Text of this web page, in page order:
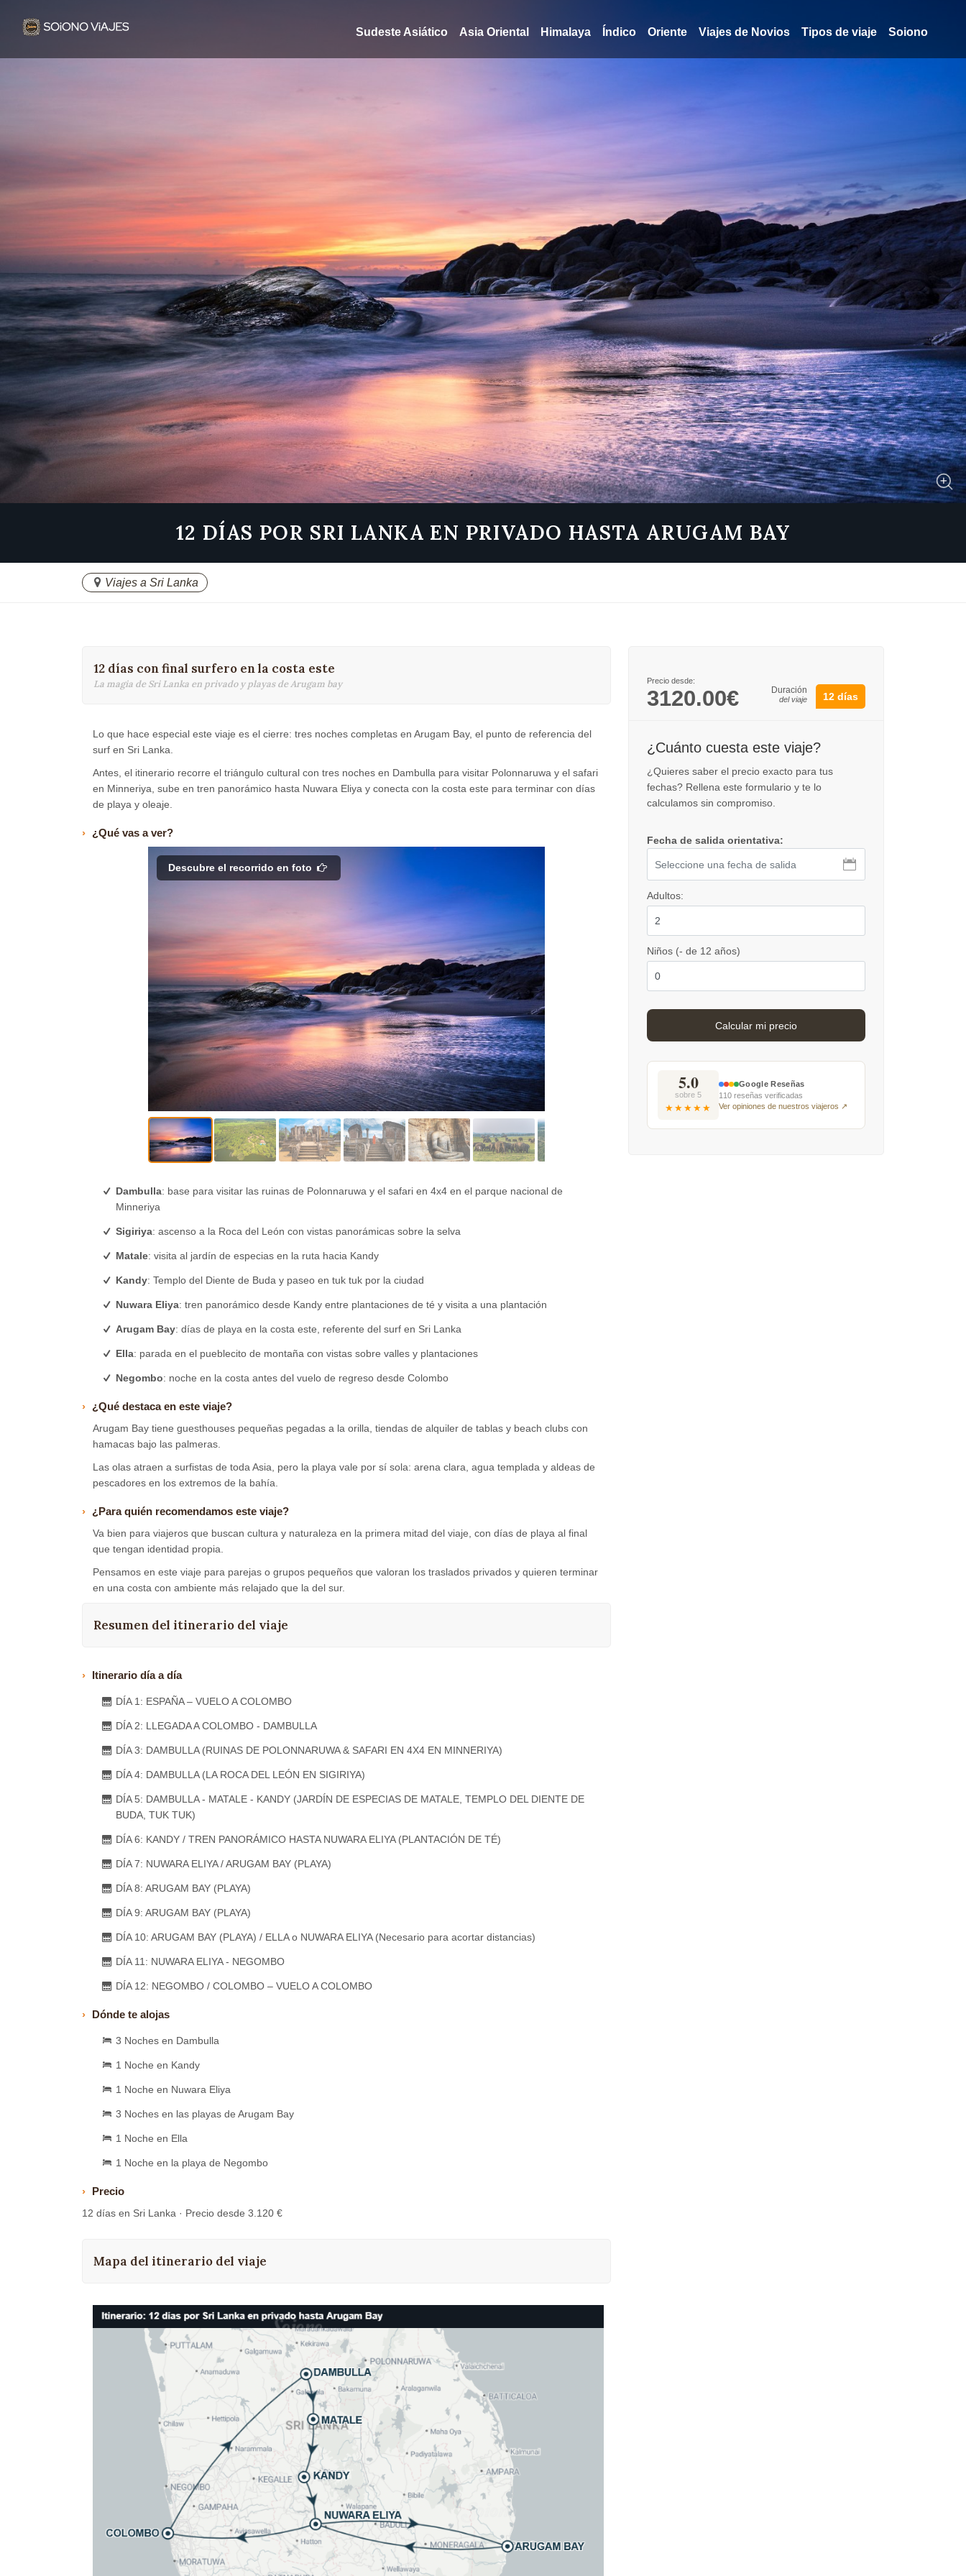
12 DÍAS POR SRI LANKA EN PRIVADO HASTA ARUGAM BAY
Viajes a Sri Lanka
12 días con final surfero en la costa este
La magia de Sri Lanka en privado y playas de Arugam bay
Lo que hace especial este viaje es el cierre: tres noches completas en Arugam Bay, el punto de referencia del
surf en Sri Lanka.
Antes, el itinerario recorre el triángulo cultural con tres noches en Dambulla para visitar Polonnaruwa y el safari
en Minneriya, sube en tren panorámico hasta Nuwara Eliya y conecta con la costa este para terminar con días
de playa y oleaje.
¿Qué vas a ver?
Descubre el recorrido en foto
Dambulla: base para visitar las ruinas de Polonnaruwa y el safari en 4x4 en el parque nacional de
Minneriya
Sigiriya: ascenso a la Roca del León con vistas panorámicas sobre la selva
Matale: visita al jardín de especias en la ruta hacia Kandy
Kandy: Templo del Diente de Buda y paseo en tuk tuk por la ciudad
Nuwara Eliya: tren panorámico desde Kandy entre plantaciones de té y visita a una plantación
Arugam Bay: días de playa en la costa este, referente del surf en Sri Lanka
Ella: parada en el pueblecito de montaña con vistas sobre valles y plantaciones
Negombo: noche en la costa antes del vuelo de regreso desde Colombo
¿Qué destaca en este viaje?
Arugam Bay tiene guesthouses pequeñas pegadas a la orilla, tiendas de alquiler de tablas y beach clubs con
hamacas bajo las palmeras.
Las olas atraen a surfistas de toda Asia, pero la playa vale por sí sola: arena clara, agua templada y aldeas de
pescadores en los extremos de la bahía.
¿Para quién recomendamos este viaje?
Va bien para viajeros que buscan cultura y naturaleza en la primera mitad del viaje, con días de playa al final
que tengan identidad propia.
Pensamos en este viaje para parejas o grupos pequeños que valoran los traslados privados y quieren terminar
en una costa con ambiente más relajado que la del sur.
Resumen del itinerario del viaje
Itinerario día a día
DÍA 1: ESPAÑA – VUELO A COLOMBO
DÍA 2: LLEGADA A COLOMBO - DAMBULLA
DÍA 3: DAMBULLA (RUINAS DE POLONNARUWA & SAFARI EN 4X4 EN MINNERIYA)
DÍA 4: DAMBULLA (LA ROCA DEL LEÓN EN SIGIRIYA)
DÍA 5: DAMBULLA - MATALE - KANDY (JARDÍN DE ESPECIAS DE MATALE, TEMPLO DEL DIENTE DE
BUDA, TUK TUK)
DÍA 6: KANDY / TREN PANORÁMICO HASTA NUWARA ELIYA (PLANTACIÓN DE TÉ)
DÍA 7: NUWARA ELIYA / ARUGAM BAY (PLAYA)
DÍA 8: ARUGAM BAY (PLAYA)
DÍA 9: ARUGAM BAY (PLAYA)
DÍA 10: ARUGAM BAY (PLAYA) / ELLA o NUWARA ELIYA (Necesario para acortar distancias)
DÍA 11: NUWARA ELIYA - NEGOMBO
DÍA 12: NEGOMBO / COLOMBO – VUELO A COLOMBO
Dónde te alojas
3 Noches en Dambulla
1 Noche en Kandy
1 Noche en Nuwara Eliya
3 Noches en las playas de Arugam Bay
1 Noche en Ella
1 Noche en la playa de Negombo
Precio
12 días en Sri Lanka · Precio desde 3.120 €
Mapa del itinerario del viaje
Precio desde:
3120.00€ Duración
del viaje 12 días
¿Cuánto cuesta este viaje?
¿Quieres saber el precio exacto para tus
fechas? Rellena este formulario y te lo
calculamos sin compromiso.
Fecha de salida orientativa:
Adultos:
Niños (- de 12 años)
5.0
sobre 5
★★★★★
Google Reseñas
110 reseñas verificadas
Ver opiniones de nuestros viajeros ↗
Sudeste Asiático Asia Oriental Himalaya Índico Oriente Viajes de Novios Tipos de viaje Soiono